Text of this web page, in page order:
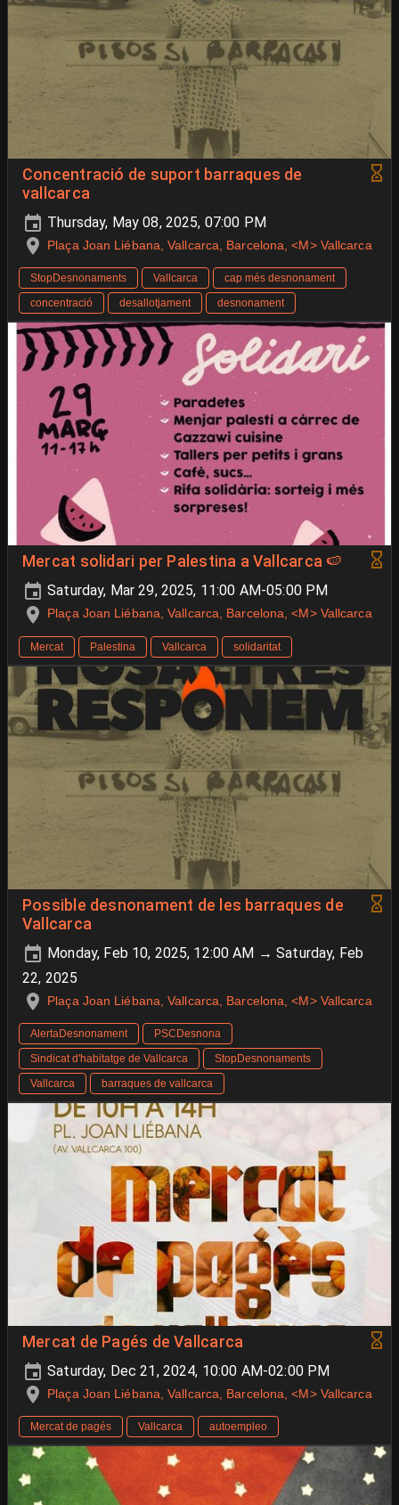
Concentració de suport barraques de
vallcarca
Thursday, May 08, 2025, 07:00 PM
Plaça Joan Liébana, Vallcarca, Barcelona, <M> Vallcarca
StopDesnonaments Vallcarca
cap més desnonament
concentració
desallotjament desnonament
Mercat solidari per Palestina a Vallcarca 🍉
Saturday, Mar 29, 2025, 11:00 AM-05:00 PM
Plaça Joan Liébana, Vallcarca, Barcelona, <M> Vallcarca
Mercat Palestina Vallcarca solidaritat
Possible desnonament de les barraques de
Vallcarca
Monday, Feb 10, 2025, 12:00 AM → Saturday, Feb
22, 2025
Plaça Joan Liébana, Vallcarca, Barcelona, <M> Vallcarca
AlertaDesnonament
PSCDesnona
Sindicat d'habitatge de Vallcarca
StopDesnonaments
Vallcarca
barraques de vallcarca
Mercat de Pagés de Vallcarca
Saturday, Dec 21, 2024, 10:00 AM-02:00 PM
Plaça Joan Liébana, Vallcarca, Barcelona, <M> Vallcarca
Mercat de pagés Vallcarca autoempleo